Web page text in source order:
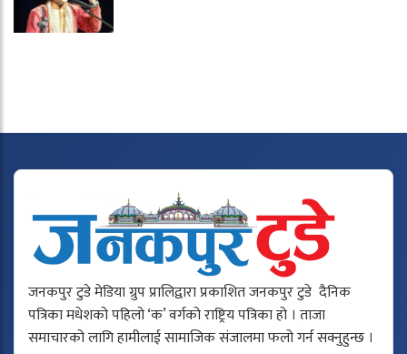
जनकपुर टुडे मेडिया ग्रुप प्रालिद्वारा प्रकाशित जनकपुर टुडे दैनिक
पत्रिका मधेशको पहिलो ‘क’ वर्गको राष्ट्रिय पत्रिका हो । ताजा
समाचारको लागि हामीलाई सामाजिक संजालमा फलो गर्न सक्नुहुन्छ ।